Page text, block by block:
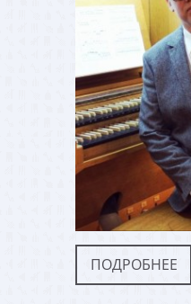
ПОДРОБНЕЕ